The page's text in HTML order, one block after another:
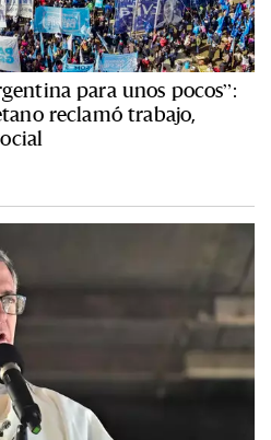
para unos pocos”:
reclamó trabajo,